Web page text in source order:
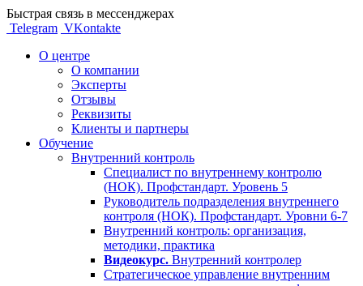
Быстрая связь в мессенджерах
Telegram VKontakte
О центре
О компании
Эксперты
Отзывы
Реквизиты
Клиенты и партнеры
Обучение
Внутренний контроль
Специалист по внутреннему контролю
(НОК). Профстандарт. Уровень 5
Руководитель подразделения внутреннего
контроля (НОК). Профстандарт. Уровни 6-7
Внутренний контроль: организация,
методики, практика
Видеокурс. Внутренний контролер
Стратегическое управление внутренним